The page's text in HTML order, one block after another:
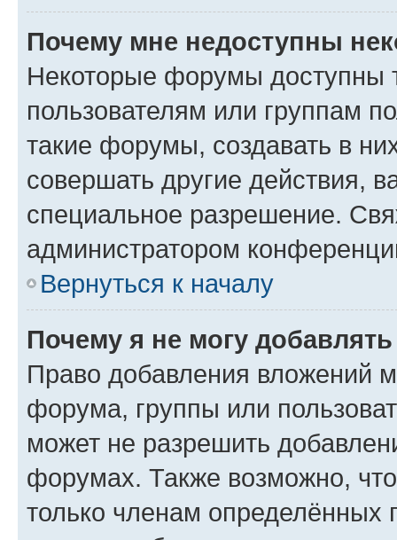
Почему мне недоступны
Некоторые форумы доступны
пользователям или группам
такие форумы, создавать в
совершать другие действия,
специальное разрешение.
администратором
Вернуться к началу
Почему я не могу
Право добавления вложений
форума, группы или
может не разрешить
форумах. Также возможно,
только членам определённых